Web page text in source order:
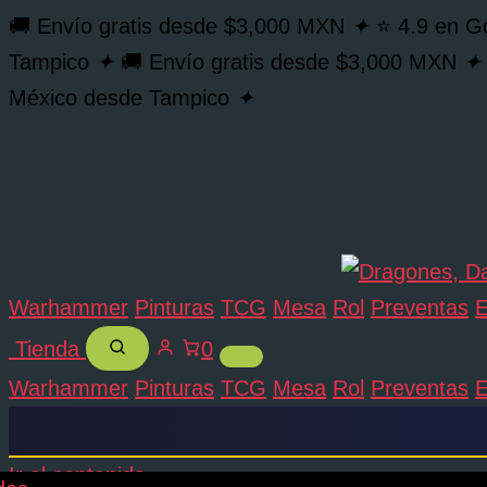
🚚 Envío gratis desde $3,000 MXN ✦ ⭐ 4.9 en
Tampico ✦ 🚚 Envío gratis desde $3,000 MXN ✦
México desde Tampico ✦
Warhammer Pinturas TCG Mesa Rol Preventas
Tienda
0
Warhammer Pinturas TCG Mesa Rol Preventas
Ir al contenido